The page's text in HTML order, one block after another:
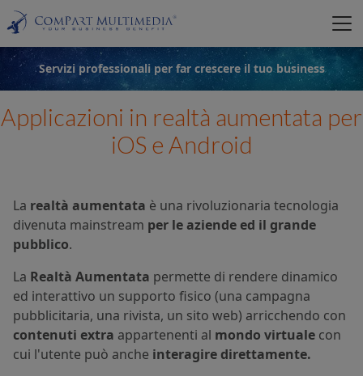
Servizi professionali per far crescere il tuo business
Applicazioni in realtà aumentata per
iOS e Android
La realtà aumentata è una rivoluzionaria tecnologia
divenuta mainstream per le aziende ed il grande
pubblico.
La Realtà Aumentata permette di rendere dinamico
ed interattivo un supporto fisico (una campagna
pubblicitaria, una rivista, un sito web) arricchendo con
contenuti extra appartenenti al mondo virtuale con
cui l'utente può anche interagire direttamente.